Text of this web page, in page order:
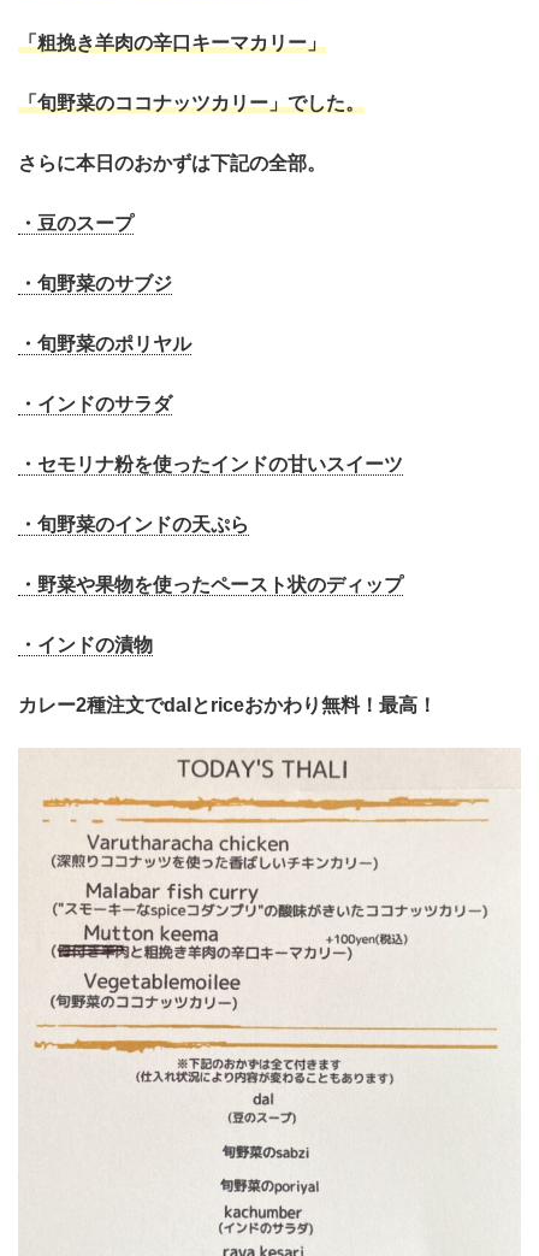
「粗挽き羊肉の辛口キーマカリー」
「旬野菜のココナッツカリー」でした。
さらに本日のおかずは下記の全部。
・豆のスープ
・旬野菜のサブジ
・旬野菜のポリヤル
・インドのサラダ
・セモリナ粉を使ったインドの甘いスイーツ
・旬野菜のインドの天ぷら
・野菜や果物を使ったペースト状のディップ
・インドの漬物
カレー2種注文でdalとriceおかわり無料！最高！